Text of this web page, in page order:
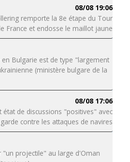
08/08 19:06
remporte la 8e étape du Tour
France et endosse le maillot jaune
Bulgarie est de type "largement
(ministère bulgare de la
08/08 17:06
état de discussions "positives" avec
contre les attaques de navires
"un projectile" au large d'Oman